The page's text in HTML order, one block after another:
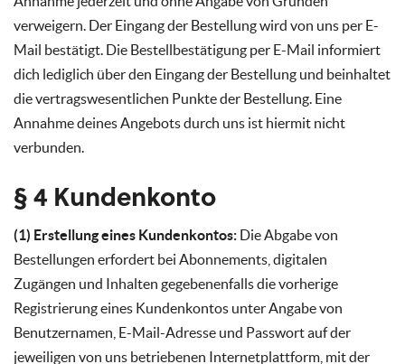
verweigern. Der Eingang der Bestellung wird von uns per E-
Mail bestätigt. Die Bestellbestätigung per E-Mail informiert
dich lediglich über den Eingang der Bestellung und beinhaltet
die vertragswesentlichen Punkte der Bestellung. Eine
Annahme deines Angebots durch uns ist hiermit nicht
verbunden.
§ 4 Kundenkonto
(1) Erstellung eines Kundenkontos: Die Abgabe von
Bestellungen erfordert bei Abonnements, digitalen
Zugängen und Inhalten gegebenenfalls die vorherige
Registrierung eines Kundenkontos unter Angabe von
Benutzernamen, E-Mail-Adresse und Passwort auf der
jeweiligen von uns betriebenen Internetplattform, mit der